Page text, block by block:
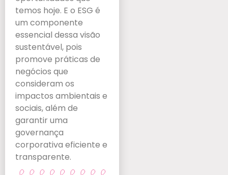
temos hoje. E o ESG é
um componente
essencial dessa visão
sustentável, pois
promove práticas de
negócios que
consideram os
impactos ambientais e
sociais, além de
garantir uma
governança
corporativa eficiente e
transparente.